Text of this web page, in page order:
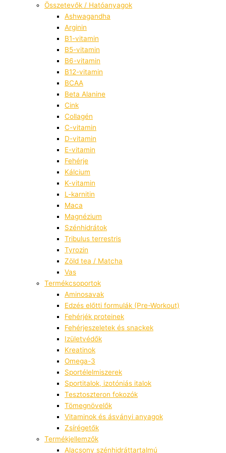
Összetevők / Hatóanyagok
Ashwagandha
Arginin
B1-vitamin
B5-vitamin
B6-vitamin
B12-vitamin
BCAA
Beta Alanine
Cink
Collagén
C-vitamin
D-vitamin
E-vitamin
Fehérje
Kálcium
K-vitamin
L-karnitin
Maca
Magnézium
Szénhidrátok
Tribulus terrestris
Tyrozin
Zöld tea / Matcha
Vas
Termékcsoportok
Aminosavak
Edzés előtti formulák (Pre-Workout)
Fehérjék proteinek
Fehérjeszeletek és snackek
Izületvédők
Kreatinok
Omega-3
Sportélelmiszerek
Sportitalok, izotóniás italok
Tesztoszteron fokozók
Tömegnövelők
Vitaminok és ásványi anyagok
Zsírégetők
Termékjellemzők
Alacsony szénhidráttartalmú